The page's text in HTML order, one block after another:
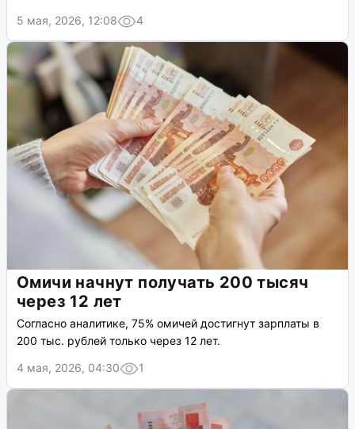
5 мая, 2026, 12:08
4
Омичи начнут получать 200 тысяч
через 12 лет
Согласно аналитике, 75% омичей достигнут зарплаты в
200 тыс. рублей только через 12 лет.
4 мая, 2026, 04:30
1